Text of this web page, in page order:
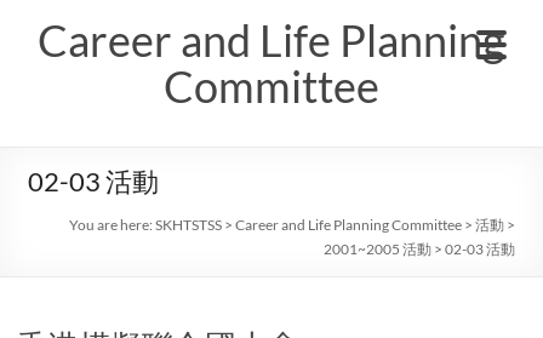
contentCareer and Life Planning
Committee
02-03 活動
You are here:SKHTSTSS >Career and Life Planning Committee >活動 >
2001~2005 活動 >02-03 活動